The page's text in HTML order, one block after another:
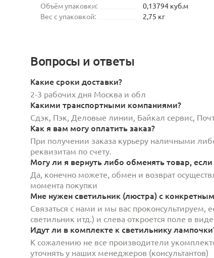
Объём упаковки:
0,13794 куб.м
Вес с упаковкой:
2,75 кг
Вопросы и ответы
Какие сроки доставки?
2-3 рабочих дня Москва и обл
Какими транспортными компаниями?
Сдэк, Пэк, Деловые линии, Байкал сервис,
Как я вам могу оплатить заказ?
При получении заказа курьеру наличными
реквизитам по счету.
Могу ли я вернуть либо обменять товар,
Да, конечно можете, обмен и возврат
момента покупки
Мне нужен светильник (люстра) с
Связаться с нами и мы вас проконсультируем,
светильник итд.) и слева откроется поле в
Идут ли в комплекте к светильнику
К сожалению не все производители
уточнять у наших менеджеров (консультантов)